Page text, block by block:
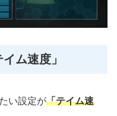
ム速度」
い設定が「テイム速